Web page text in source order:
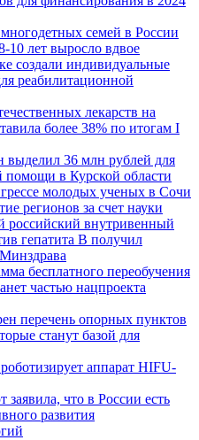
семей в России
10 лет выросло вдвое
создали индивидуальные
реабилитационной
лекарств на
более 38% по итогам I
36 млн рублей для
помощи в Курской области
молодых ученых в Сочи
регионов за счет науки
внутривенный
гепатита В получил
бесплатного переобучения
частью нацпроекта
перечень опорных пунктов
станут базой для
аппарат HIFU-
что в России есть
развития